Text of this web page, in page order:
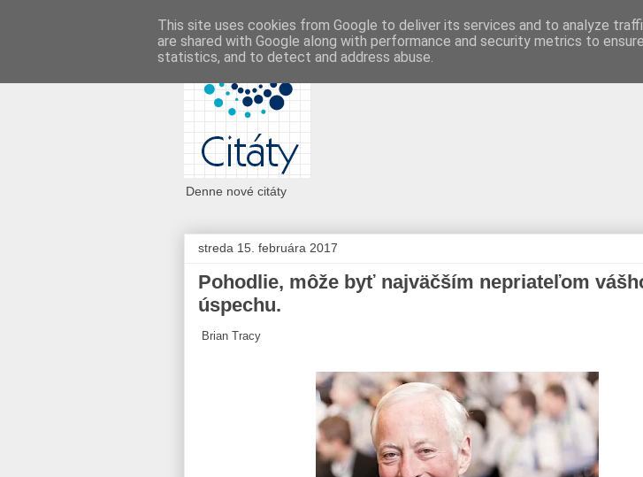
Denne nové citáty
streda 15. februára 2017
Pohodlie, môže byť najväčším nepriateľom
úspechu.
Brian Tracy
This site uses cookies from Google to deliver its services and to analyze
are shared with Google along with performance and security metrics to
statistics, and to detect and address abuse.